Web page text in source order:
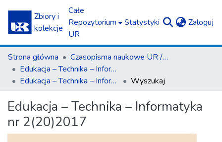
Zbiory i
kolekcje
Całe
Repozytorium
UR
Statystyki Zaloguj
Strona główna
Czasopisma naukowe UR / Scientific Journals
Edukacja – Technika – Informatyka
Edukacja – Technika – Informatyka nr 2(20)2017
Wyszukaj
Edukacja – Technika – Informatyka
nr 2(20)2017